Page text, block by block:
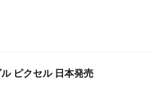
ピクセル 日本発売